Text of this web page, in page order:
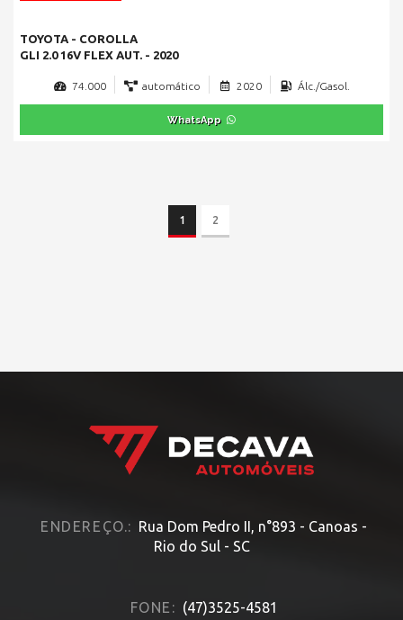
TOYOTA - COROLLA
GLI 2.0 16V FLEX AUT. - 2020
74.000 automático 2020 Álc./Gasol.
WhatsApp
1 2
ENDEREÇO.: Rua Dom Pedro II, n°893 - Canoas -
Rio do Sul - SC
FONE: (47)3525-4581